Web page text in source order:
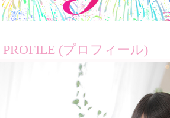
PROFILE (プロフィール)